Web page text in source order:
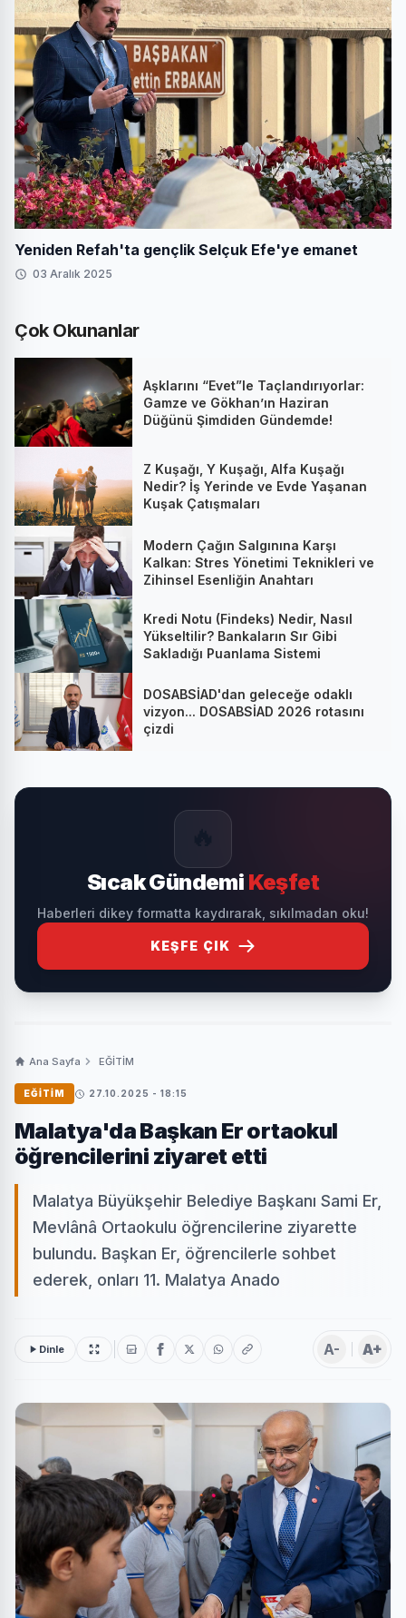
Yeniden Refah'ta gençlik Selçuk Efe'ye emanet
03 Aralık 2025
Çok Okunanlar
Aşklarını “Evet”le Taçlandırıyorlar:
Gamze ve Gökhan’ın Haziran
Düğünü Şimdiden Gündemde!
Z Kuşağı, Y Kuşağı, Alfa Kuşağı
Nedir? İş Yerinde ve Evde Yaşanan
Kuşak Çatışmaları
Modern Çağın Salgınına Karşı
Kalkan: Stres Yönetimi Teknikleri ve
Zihinsel Esenliğin Anahtarı
Kredi Notu (Findeks) Nedir, Nasıl
Yükseltilir? Bankaların Sır Gibi
Sakladığı Puanlama Sistemi
DOSABSİAD'dan geleceğe odaklı
vizyon... DOSABSİAD 2026 rotasını
çizdi
Sıcak Gündemi Keşfet
Haberleri dikey formatta kaydırarak, sıkılmadan oku!
KEŞFE ÇIK
Ana Sayfa EĞİTİM
EĞİTİM 27.10.2025 - 18:15
Malatya'da Başkan Er ortaokul
öğrencilerini ziyaret etti
Malatya Büyükşehir Belediye Başkanı Sami Er,
Mevlânâ Ortaokulu öğrencilerine ziyarette
bulundu. Başkan Er, öğrencilerle sohbet
ederek, onları 11. Malatya Anado
Dinle A- A+